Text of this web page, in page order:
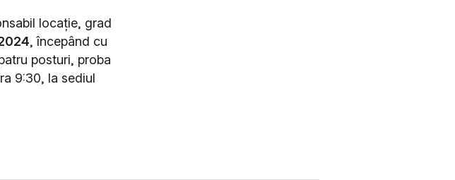
locație, grad
, începând cu
posturi, proba
9:30, la sediul